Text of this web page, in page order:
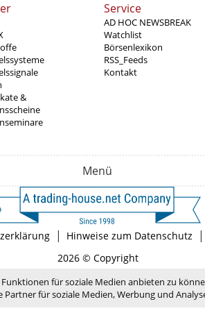
&
Service
AD HOC NEWSBREAK
Watchlist
Börsenlexikon
RSS_Feeds
Kontakt
Menü
| Hinweise zum Datenschutz |
2026 © Copyright
für soziale Medien anbieten zu
für soziale Medien, Werbung und